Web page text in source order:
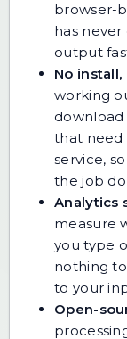
browser-
has
output
No
working
that need
service,
the job
Analytics
measure
you type
nothing
to your
Open-